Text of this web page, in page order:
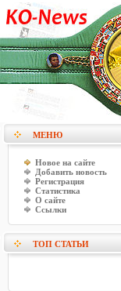
МЕНЮ
Новое на сайте
Добавить новость
Регистрация
Статистика
О сайте
Ссылки
ТОП СТАТЬИ